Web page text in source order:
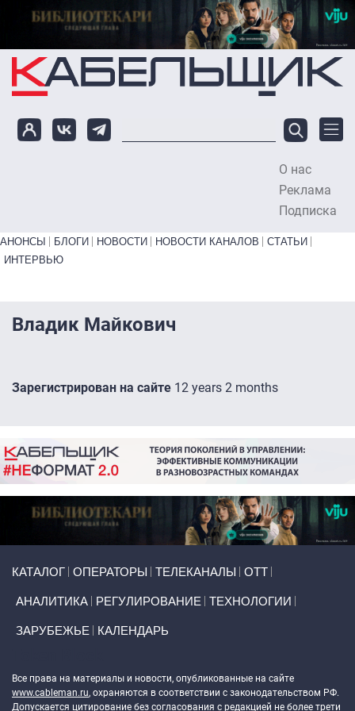
Перейти к основному содержанию
О нас
Реклама
Подписка
Primary links bottom
АНОНСЫ БЛОГИ НОВОСТИ НОВОСТИ КАНАЛОВ
СТАТЬИ
ИНТЕРВЬЮ
Владик Майкович
Зарегистрирован на сайте 12 years 2 months
КАТАЛОГ ОПЕРАТОРЫ ТЕЛЕКАНАЛЫ ОТТ
АНАЛИТИКА РЕГУЛИРОВАНИЕ ТЕХНОЛОГИИ
ЗАРУБЕЖЬЕ КАЛЕНДАРЬ
Все права на материалы и новости, опубликованные на сайте
www.cableman.ru, охраняются в соответствии с законодательством РФ.
Допускается цитирование без согласования с редакцией не более трети